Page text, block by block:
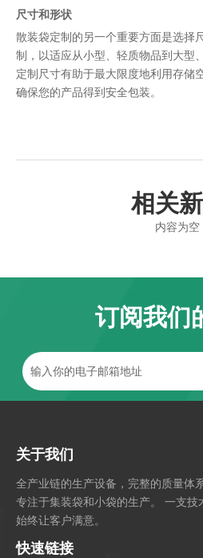
尺寸和形状
散装袋定制的另一个重要方面是选择
制，以适应从小型、轻质物品到大型
定制尺寸有助于最大限度地利用存储
确保您的产品得到安全包装。
相关
内容为空
订阅我们
关于我们
全产业链的生产设备，完整的质量体系
专注于集装袋和小袋的生产。 一支技
始终让客户满意。
快速链接